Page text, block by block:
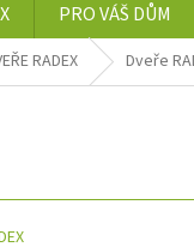
PRO VÁŠ DŮM
RADEX Dveře